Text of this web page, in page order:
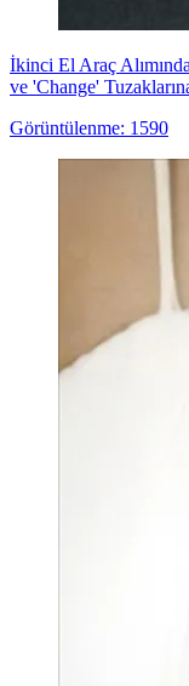
İkinci El Araç
ve 'Change'
Görüntülenme: 1590